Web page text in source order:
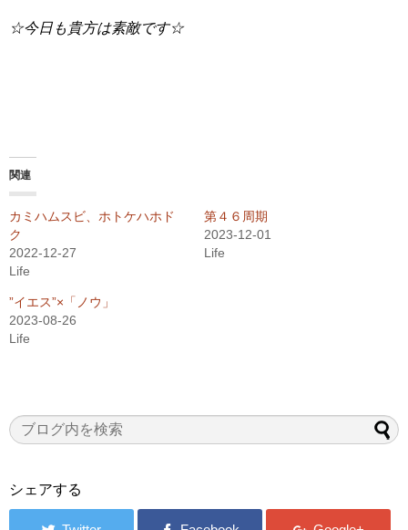
☆今日も貴方は素敵です☆
関連
カミハムスビ、ホトケハホド
ク
2022-12-27
Life
第４６周期
2023-12-01
Life
”イエス”×「ノウ」
2023-08-26
Life
シェアする